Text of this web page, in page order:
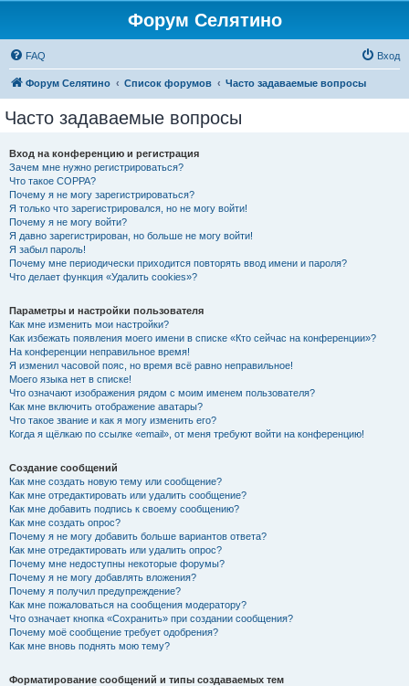
Форум Селятино
FAQ Вход
Форум Селятино Список форумов Часто задаваемые вопросы
Часто задаваемые вопросы
Вход на конференцию и регистрация
Зачем мне нужно регистрироваться?
Что такое COPPA?
Почему я не могу зарегистрироваться?
Я только что зарегистрировался, но не могу войти!
Почему я не могу войти?
Я давно зарегистрирован, но больше не могу войти!
Я забыл пароль!
Почему мне периодически приходится повторять ввод имени и пароля?
Что делает функция «Удалить cookies»?
Параметры и настройки пользователя
Как мне изменить мои настройки?
Как избежать появления моего имени в списке «Кто сейчас на конференции»?
На конференции неправильное время!
Я изменил часовой пояс, но время всё равно неправильное!
Моего языка нет в списке!
Что означают изображения рядом с моим именем пользователя?
Как мне включить отображение аватары?
Что такое звание и как я могу изменить его?
Когда я щёлкаю по ссылке «email», от меня требуют войти на конференцию!
Создание сообщений
Как мне создать новую тему или сообщение?
Как мне отредактировать или удалить сообщение?
Как мне добавить подпись к своему сообщению?
Как мне создать опрос?
Почему я не могу добавить больше вариантов ответа?
Как мне отредактировать или удалить опрос?
Почему мне недоступны некоторые форумы?
Почему я не могу добавлять вложения?
Почему я получил предупреждение?
Как мне пожаловаться на сообщения модератору?
Что означает кнопка «Сохранить» при создании сообщения?
Почему моё сообщение требует одобрения?
Как мне вновь поднять мою тему?
Форматирование сообщений и типы создаваемых тем